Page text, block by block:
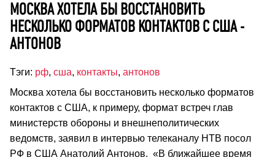
МОСКВА ХОТЕЛА БЫ ВОССТАНОВИТЬ
НЕСКОЛЬКО ФОРМАТОВ КОНТАКТОВ С США -
АНТОНОВ
Тэги: рф, сша, контакты, антонов
Москва хотела бы восстановить несколько форматов
контактов с США, к примеру, формат встреч глав
министерств обороны и внешнеполитических
ведомств, заявил в интервью телеканалу НТВ посол
РФ в США Анатолий Антонов. «В ближайшее время